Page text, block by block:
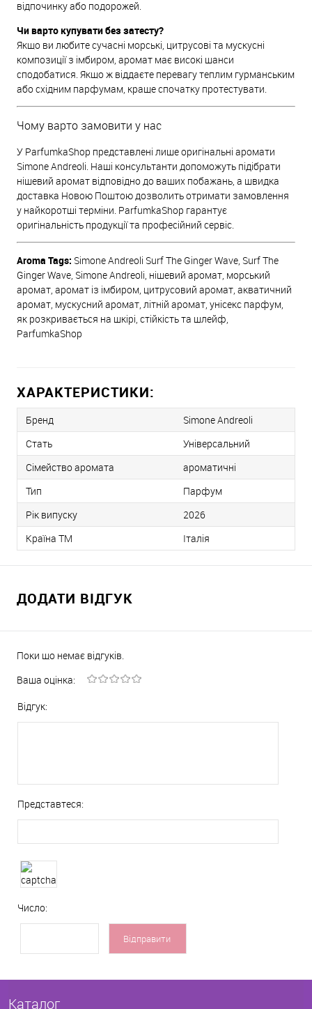
відпочинку або подорожей.
Чи варто купувати без затесту?
Якщо ви любите сучасні морські, цитрусові та мускусні
композиції з імбиром, аромат має високі шанси
сподобатися. Якщо ж віддаєте перевагу теплим гурманським
або східним парфумам, краще спочатку протестувати.
Чому варто замовити у нас
У ParfumkaShop представлені лише оригінальні аромати
Simone Andreoli. Наші консультанти допоможуть підібрати
нішевий аромат відповідно до ваших побажань, а швидка
доставка Новою Поштою дозволить отримати замовлення
у найкоротші терміни. ParfumkaShop гарантує
оригінальність продукції та професійний сервіс.
Aroma Tags: Simone Andreoli Surf The Ginger Wave, Surf The
Ginger Wave, Simone Andreoli, нішевий аромат, морський
аромат, аромат із імбиром, цитрусовий аромат, акватичний
аромат, мускусний аромат, літній аромат, унісекс парфум,
як розкривається на шкірі, стійкість та шлейф,
ParfumkaShop
ХАРАКТЕРИСТИКИ:
Бренд
Simone Andreoli
Стать
Універсальний
Сімейство аромата
ароматичні
Тип
Парфум
Рік випуску
2026
Країна ТМ
Італія
ДОДАТИ ВІДГУК
Поки що немає відгуків.
Ваша оцінка:
Відгук:
Представтеся:
Число:
Каталог